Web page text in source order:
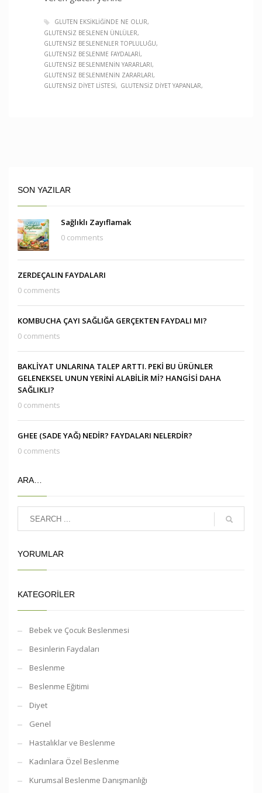
GLUTEN EKSIKLIĞINDE NE OLUR
GLUTENSIZ BESLENEN ÜNLÜLER
GLUTENSIZ BESLENENLER TOPLULUĞU
GLUTENSIZ BESLENME FAYDALARI
GLUTENSIZ BESLENMENIN YARARLARI
GLUTENSIZ BESLENMENIN ZARARLARI
GLUTENSIZ DIYET LISTESI
GLUTENSIZ DIYET YAPANLAR
SON YAZILAR
Sağlıklı Zayıflamak
0 comments
ZERDEÇALIN FAYDALARI
0 comments
KOMBUCHA ÇAYI SAĞLIĞA GERÇEKTEN FAYDALI MI?
0 comments
BAKLİYAT UNLARINA TALEP ARTTI. PEKİ BU ÜRÜNLER
GELENEKSEL UNUN YERİNİ ALABİLİR Mİ? HANGİSİ DAHA
SAĞLIKLI?
0 comments
GHEE (SADE YAĞ) NEDİR? FAYDALARI NELERDİR?
0 comments
ARA…
YORUMLAR
KATEGORILER
Bebek ve Çocuk Beslenmesi
Besinlerin Faydaları
Beslenme
Beslenme Eğitimi
Diyet
Genel
Hastalıklar ve Beslenme
Kadınlara Özel Beslenme
Kurumsal Beslenme Danışmanlığı